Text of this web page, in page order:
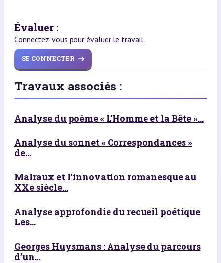
Évaluer :
Connectez-vous pour évaluer le travail.
SE CONNECTER
Travaux associés :
Analyse du poème « L’Homme et la Bête »...
Analyse du sonnet « Correspondances »
de...
Malraux et l'innovation romanesque au
XXe siècle...
Analyse approfondie du recueil poétique
Les...
Georges Huysmans : Analyse du parcours
d’un...